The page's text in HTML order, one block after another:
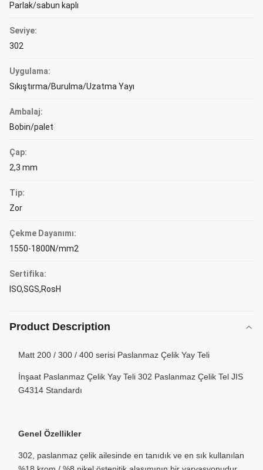
Parlak/sabun kaplı
Seviye:
302
Uygulama:
Sıkıştırma/Burulma/Uzatma Yayı
Ambalaj:
Bobin/palet
Çap:
2,3 mm
Tip:
Zor
Çekme Dayanımı:
1550-1800N/mm2
Sertifika:
ISO,SGS,RosH
Product Description
Matt 200 / 300 / 400 serisi Paslanmaz Çelik Yay Teli
İnşaat Paslanmaz Çelik Yay Teli 302 Paslanmaz Çelik Tel JIS
G4314 Standardı
Genel Özellikler
302, paslanmaz çelik ailesinde en tanıdık ve en sık kullanılan